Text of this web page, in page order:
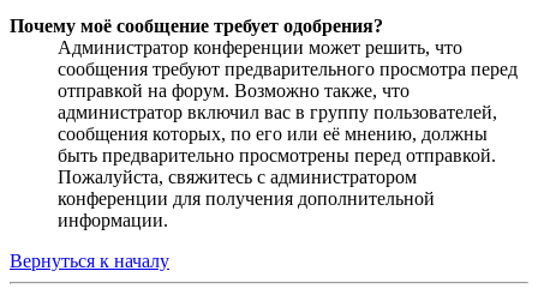
Почему моё сообщение требует одобрения?
Администратор конференции может решить, что
сообщения требуют предварительного просмотра перед
отправкой на форум. Возможно также, что
администратор включил вас в группу пользователей,
сообщения которых, по его или её мнению, должны
быть предварительно просмотрены перед отправкой.
Пожалуйста, свяжитесь с администратором
конференции для получения дополнительной
информации.
Вернуться к началу